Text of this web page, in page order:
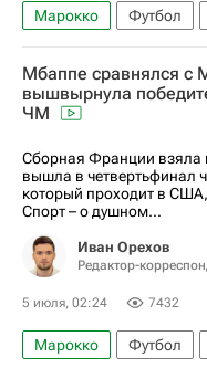
Марокко Футбол
Португалия
Франция
Парагвай
Норвегия
США
Бельгия
Швейцария
Лионель Месси
Гарри Кейн
Неймар
Мбаппе сравнялся с
вышвырнула
ЧМ
Сборная Франции взяла
вышла в четвертьфинал
который проходит в
Спорт – о душном...
Иван Орехов
Редактор-
5 июля, 02:24 7432
Марокко Футбол